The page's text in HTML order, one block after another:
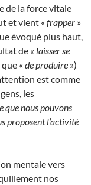
de la force vitale
et vient « frapper »
évoqué plus haut,
de « laisser se
« de produire »)
est comme
les
que nous pouvons
proposent l’activité
mentale vers
nos